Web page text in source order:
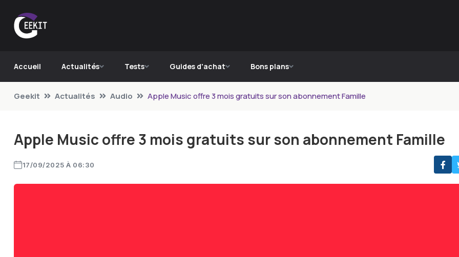
Accueil Actualités Tests Guides d'achat Bons plans
Geekit Actualités Audio Apple Music offre 3 mois gratuits sur son abonnement Famille
Apple Music offre 3 mois gratuits sur son abonnement Famille
17/09/2025 À 06:30